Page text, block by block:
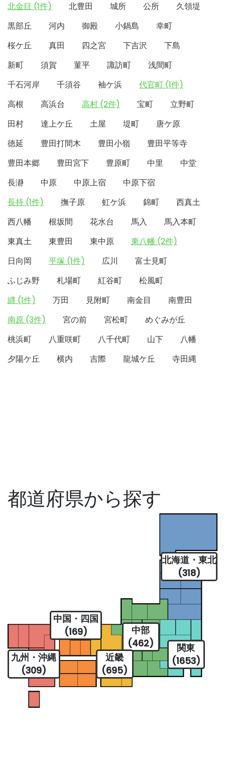
北金目 (1件)
北豊田 城所 公所
久領堤
黒部丘
河内 御殿 小鍋島
幸町
桜ケ丘
真田 四之宮 下吉沢
下島
新町
須賀 菫平 諏訪町
浅間町
千石河岸
千須谷 袖ケ浜
代官町 (1件)
高根
高浜台 高村 (2件) 宝町
立野町
田村
達上ケ丘 土屋 堤町
唐ケ原
徳延
豊田打間木 豊田小嶺
豊田平等寺
豊田本郷
豊田宮下 豊原町 中里
中堂
長瀞
中原 中原上宿
中原下宿
長持 (1件)
撫子原 虹ケ浜 錦町
西真土
西八幡
根坂間 花水台 馬入
馬入本町
東真土
東豊田 東中原
東八幡 (2件)
日向岡
平塚 (1件) 広川
富士見町
ふじみ野
札場町 紅谷町
松風町
纒 (1件)
万田 見附町 南金目
南豊田
南原 (3件)
宮の前 宮松町
めぐみが丘
桃浜町
八重咲町 八千代町 山下
八幡
夕陽ケ丘
横内 吉際 龍城ケ丘 寺田縄
都道府県から探す
北海道・東北
(318)
関東
(1653)
中部
(462)
近畿
(695)
中国・四国
(169)
九州・沖縄
(309)